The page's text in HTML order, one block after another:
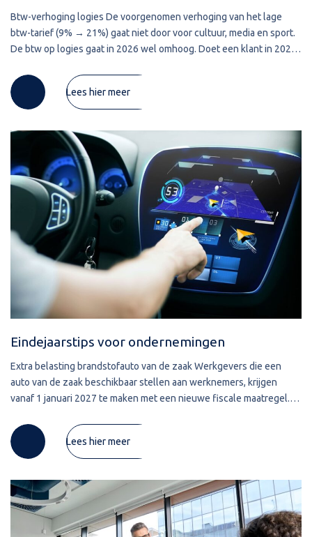
Btw-verhoging logies De voorgenomen verhoging van het lage
btw-tarief (9% → 21%) gaat niet door voor cultuur, media en sport.
De btw op logies gaat in 2026 wel omhoog. Doet een klant in 2025
Lees hier meer
Eindejaarstips voor ondernemingen
Extra belasting brandstofauto van de zaak Werkgevers die een
auto van de zaak beschikbaar stellen aan werknemers, krijgen
vanaf 1 januari 2027 te maken met een nieuwe fiscale maatregel.
Lees hier meer